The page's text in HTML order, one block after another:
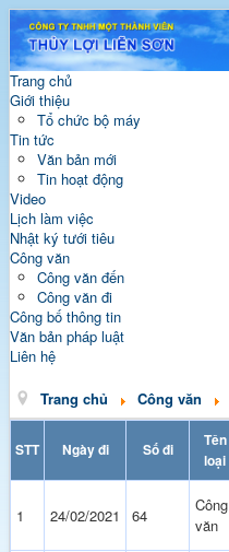
Trang chủ
Giới thiệu
Tổ chức bộ máy
Tin tức
Văn bản mới
Tin hoạt động
Video
Lịch làm việc
Nhật ký tưới tiêu
Công văn
Công văn đến
Công văn đi
Công bố thông tin
Văn bản pháp luật
Liên hệ
Trang chủ Công văn
STT Ngày đi Số đi
Tên
loại
1 24/02/2021 64
Công
văn